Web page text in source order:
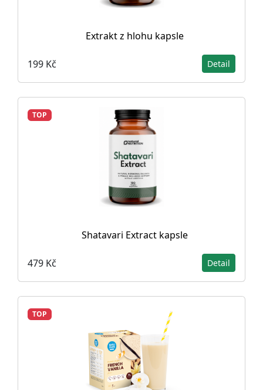
Extrakt z hlohu kapsle
199 Kč Detail
TOP
Shatavari Extract kapsle
479 Kč Detail
TOP